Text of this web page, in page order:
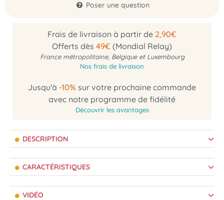
Poser une question
Frais de livraison à partir de 2,90€
Offerts dès 49€ (Mondial Relay)
France métropolitaine, Belgique et Luxembourg
Nos frais de livraison
Jusqu'à -10% sur votre prochaine commande
avec notre programme de fidélité
Découvrir les avantages
DESCRIPTION
CARACTÉRISTIQUES
VIDÉO